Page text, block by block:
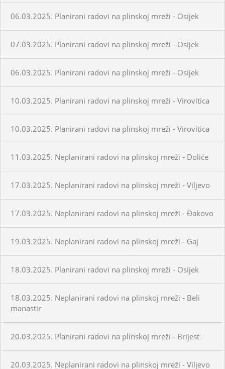
06.03.2025. Planirani radovi na plinskoj mreži - Osijek
07.03.2025. Planirani radovi na plinskoj mreži - Osijek
06.03.2025. Planirani radovi na plinskoj mreži - Osijek
10.03.2025. Planirani radovi na plinskoj mreži - Virovitica
10.03.2025. Planirani radovi na plinskoj mreži - Virovitica
11.03.2025. Neplanirani radovi na plinskoj mreži - Doliće
17.03.2025. Neplanirani radovi na plinskoj mreži - Viljevo
17.03.2025. Neplanirani radovi na plinskoj mreži - Đakovo
19.03.2025. Neplanirani radovi na plinskoj mreži - Gaj
18.03.2025. Planirani radovi na plinskoj mreži - Osijek
18.03.2025. Neplanirani radovi na plinskoj mreži - Beli
manastir
20.03.2025. Planirani radovi na plinskoj mreži - Brijest
20.03.2025. Neplanirani radovi na plinskoj mreži - Viljevo